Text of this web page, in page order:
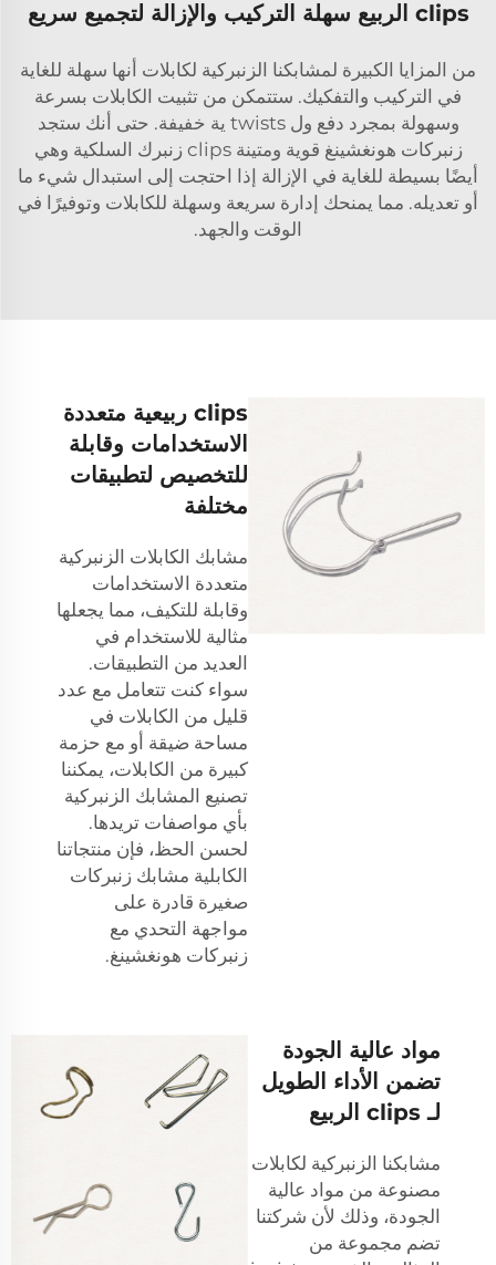
clips الربيع سهلة التركيب والإزالة لتجميع سريع
من المزايا الكبيرة لمشابكنا الزنبركية لكابلات أنها سهلة للغاية
في التركيب والتفكيك. ستتمكن من تثبيت الكابلات بسرعة
وسهولة بمجرد دفع ول twists ية خفيفة. حتى أنك ستجد
زنبركات هونغشينغ قوية ومتينةclips زنبرك السلكية
وهي
أيضًا بسيطة للغاية في الإزالة إذا احتجت إلى استبدال شيء ما
أو تعديله. مما يمنحك إدارة سريعة وسهلة للكابلات وتوفيرًا في
الوقت والجهد.
clips ربيعية متعددة
الاستخدامات وقابلة
للتخصيص لتطبيقات
مختلفة
مشابك الكابلات الزنبركية
متعددة الاستخدامات
وقابلة للتكيف، مما يجعلها
مثالية للاستخدام في
العديد من التطبيقات.
سواء كنت تتعامل مع عدد
قليل من الكابلات في
مساحة ضيقة أو مع حزمة
كبيرة من الكابلات، يمكننا
تصنيع المشابك الزنبركية
بأي مواصفات تريدها.
لحسن الحظ، فإن منتجاتنا
الكابلية مشابك زنبركات
صغيرة قادرة على
مواجهة التحدي مع
زنبركات هونغشينغ.
مواد عالية الجودة
تضمن الأداء الطويل
لـ clips الربيع
مشابكنا الزنبركية لكابلات
مصنوعة من مواد عالية
الجودة، وذلك لأن شركتنا
تضم مجموعة من